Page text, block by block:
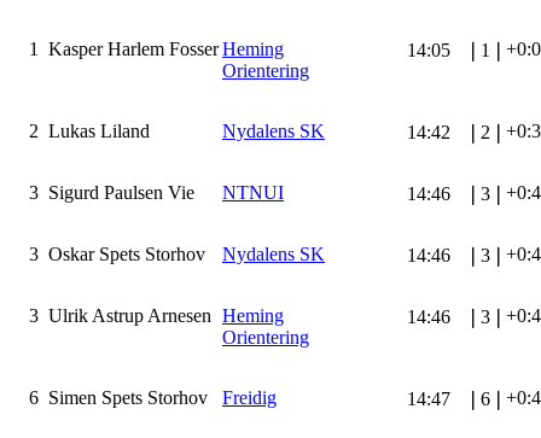
1 Kasper Harlem FosserHeming
Orientering
14:05 1
2 Lukas Liland Nydalens SK 14:42 2
3 Sigurd Paulsen Vie NTNUI 14:46 3
3 Oskar Spets Storhov Nydalens SK 14:46 3
3 Ulrik Astrup Arnesen Heming
Orientering
14:46 3
6 Simen Spets Storhov Freidig 14:47 6